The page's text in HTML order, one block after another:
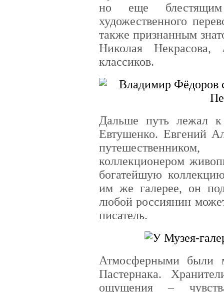
но еще блестящим
художественного
также признанным
Николая
классиков.
Дальше путь лежал к
Евтушенко. Евгений
коллекционером
богатейшую
им же галерее, он
любой россиянин
писатель.
Атмосферными были
Пастернака.
ощущения –